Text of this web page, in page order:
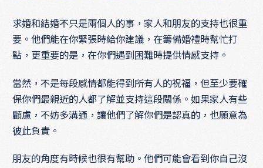
求婚和結婚不只是兩個人的事，家人和朋友的支持也很重
要。他們能在你緊張時給你建議，在籌備婚禮時幫忙打
點，更重要的是，在你們遇到困難時提供情感支持。
當然，不是每段感情都能得到所有人的祝福，但至少要確
保你們最親近的人都了解並支持這段關係。如果家人有些
顧慮，不妨多溝通，讓他們了解你們是認真的，也願意為
彼此負責。
朋友的角度有時候也很有幫助。他們可能會看到你自己沒